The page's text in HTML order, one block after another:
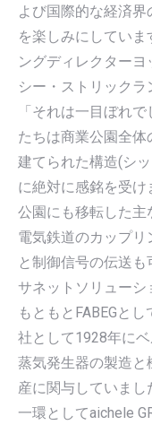
よび国際的な経済
を楽しみにしてい
ングディレクター
シー・ストリック
「それは一目ぼれ
たちは商業公園全
建てられた構造(シ
に絶対に感銘を受
公園にも移転した主
電気鉄道のカップ
と制御信号の伝送
サネットソリューシ
もともとFABEGと
社として1928年に
蒸気発生器の製造
産に関与していまし
一環としてaichele